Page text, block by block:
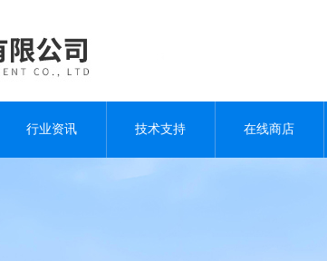
行业资讯 技术支持 在线商店